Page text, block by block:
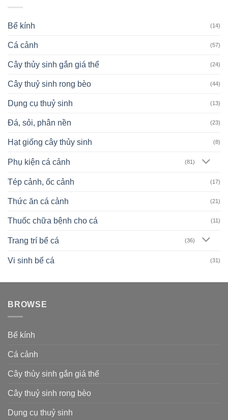
Bể kính (14)
Cá cảnh (57)
Cây thủy sinh gắn giá thể (24)
Cây thuỷ sinh rong bèo (44)
Dụng cụ thuỷ sinh (13)
Đá, sỏi, phân nền (23)
Hạt giống cây thủy sinh (8)
Phụ kiện cá cảnh (81)
Tép cảnh, ốc cảnh (17)
Thức ăn cá cảnh (21)
Thuốc chữa bệnh cho cá (11)
Trang trí bể cá (36)
Vi sinh bể cá (31)
BROWSE
Bể kính
Cá cảnh
Cây thủy sinh gắn giá thể
Cây thuỷ sinh rong bèo
Dụng cụ thuỷ sinh